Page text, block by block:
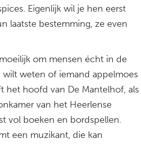
Eigenlijk wil je hen eerst
laatste bestemming, ze even
om mensen écht in de
wilt weten of iemand appelmoes
het hoofd van De Mantelhof, als
van het Heerlense
vol boeken en bordspellen.
een muzikant, die kan